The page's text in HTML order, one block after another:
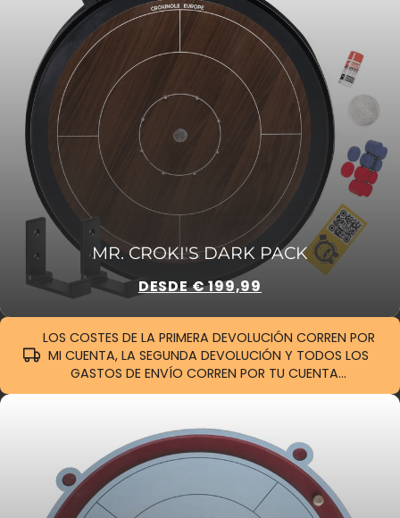
MR. CROKI'S DARK PACK
DESDE € 199,99
LOS COSTES DE LA PRIMERA DEVOLUCIÓN CORREN POR
MI CUENTA, LA SEGUNDA DEVOLUCIÓN Y TODOS LOS
GASTOS DE ENVÍO CORREN POR TU CUENTA...